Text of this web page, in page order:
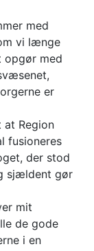
med
vi længe
opgør med
er
at Region
fusioneres
der stod
sjældent gør
mit
de gode
i en